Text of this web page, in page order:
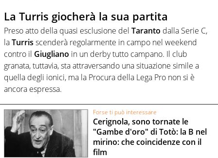
La Turris giocherà la sua partita
Preso atto della quasi esclusione del Taranto dalla Serie C,
laTurris scenderà regolarmente in campo nel weekend
contro il Giugliano in un derby tutto campano. Il club
granata, tuttavia, sta attraversando una situazione simile a
quella degli ionici, ma la Procura della Lega Pro non si è
ancora espressa.
Forse ti può interessare
Cerignola, sono tornate le
"Gambe d'oro" di Totò: la B nel
mirino: che coincidenze con il
film